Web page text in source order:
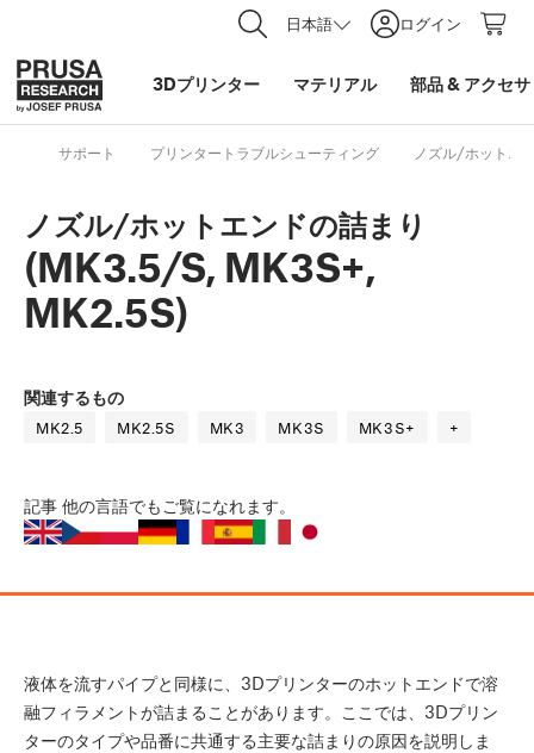
日本語 ログイン
3Dプリンター マテリアル 部品& アクセ
サポート プリンタートラブルシューティング ノズル/ホットエ
ノズル/ホットエンドの詰まり
(MK3.5/S, MK3S+,
MK2.5S)
関連するもの
MK2.5 MK2.5S MK3 MK3S MK3S+ +
記事 他の言語でもご覧になれます。
液体を流すパイプと同様に、3Dプリンターのホットエンドで溶
融フィラメントが詰まることがあります。ここでは、3Dプリン
ターのタイプや品番に共通する主要な詰まりの原因を説明しま